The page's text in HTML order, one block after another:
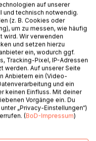
englischer
der AAU
auf unserer
und technisch notwendig.
(z. B. Cookies oder
um zu messen, wie häufig
wird. Wir verwenden
und setzen hierzu
ein, wodurch ggf.
Tracking-Pixel, IP-Adressen
werden. Auf unserer Seite
Anbietern ein (Video-
und ein
keinen Einfluss. Mit deiner
Vorgänge ein. Du
„Privacy-Einstellungen“)
(BoD-Impressum)